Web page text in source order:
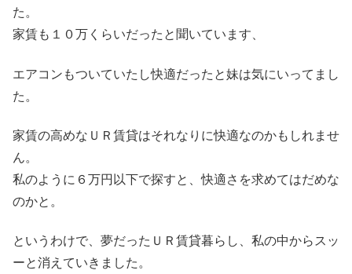
た。
家賃も１０万くらいだったと聞いています、
エアコンもついていたし快適だったと妹は気にいってまし
た。
家賃の高めなＵＲ賃貸はそれなりに快適なのかもしれませ
ん。
私のように６万円以下で探すと、快適さを求めてはだめな
のかと。
というわけで、夢だったＵＲ賃貸暮らし、私の中からスッ
ーと消えていきました。